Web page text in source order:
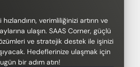
verimliliğinizi artırın ve
ulaşın. SAAS Corner, güçlü
ve stratejik destek ile işinizi
Hedeflerinize ulaşmak için
bir adım atın!